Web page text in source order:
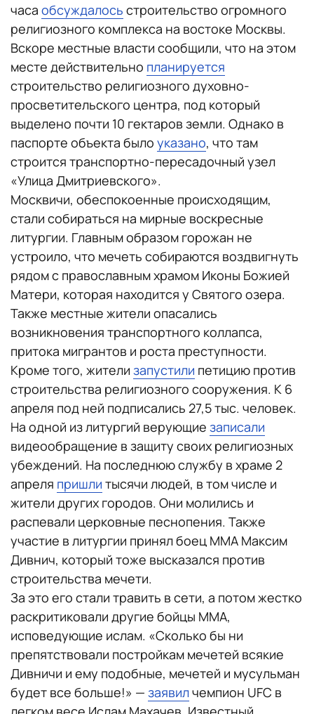
часа обсуждалось строительство огромного
религиозного комплекса на востоке Москвы.
Вскоре местные власти сообщили, что на этом
месте действительно планируется
строительство религиозного духовно-
просветительского центра, под который
выделено почти 10 гектаров земли. Однако в
паспорте объекта было указано, что там
строится транспортно-пересадочный узел
«Улица Дмитриевского».
Москвичи, обеспокоенные происходящим,
стали собираться на мирные воскресные
литургии. Главным образом горожан не
устроило, что мечеть собираются воздвигнуть
рядом с православным храмом Иконы Божией
Матери, которая находится у Святого озера.
Также местные жители опасались
возникновения транспортного коллапса,
притока мигрантов и роста преступности.
Кроме того, жители запустили петицию против
строительства религиозного сооружения. К 6
апреля под ней подписались 27,5 тыс. человек.
На одной из литургий верующие записали
видеообращение в защиту своих религиозных
убеждений. На последнюю службу в храме 2
апреля пришли тысячи людей, в том числе и
жители других городов. Они молились и
распевали церковные песнопения. Также
участие в литургии принял боец ММА Максим
Дивнич, который тоже высказался против
строительства мечети.
За это его стали травить в сети, а потом жестко
раскритиковали другие бойцы ММА,
исповедующие ислам. «Сколько бы ни
препятствовали постройкам мечетей всякие
Дивничи и ему подобные, мечетей и мусульман
будет все больше!» — заявилчемпион UFC в